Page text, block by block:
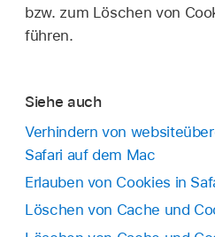
bzw. zum Löschen von
führen.
Siehe auch
Verhindern von
Safari auf dem Mac
Erlauben von Cookies in
Löschen von Cache und